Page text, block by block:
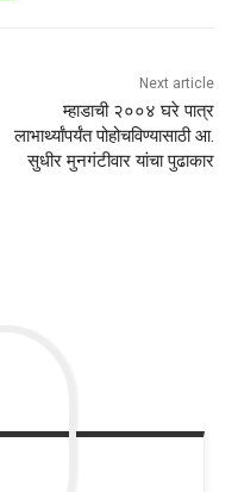
Next article
म्हाडाची २००४ घरे पात्र
लाभार्थ्यांपर्यंत पोहोचविण्यासाठी आ.
सुधीर मुनगंटीवार यांचा पुढाकार